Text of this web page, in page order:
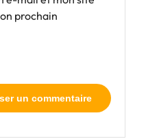
prochain